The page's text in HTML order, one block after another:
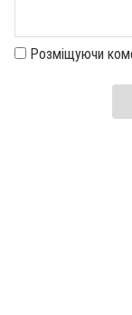
Розміщуючи